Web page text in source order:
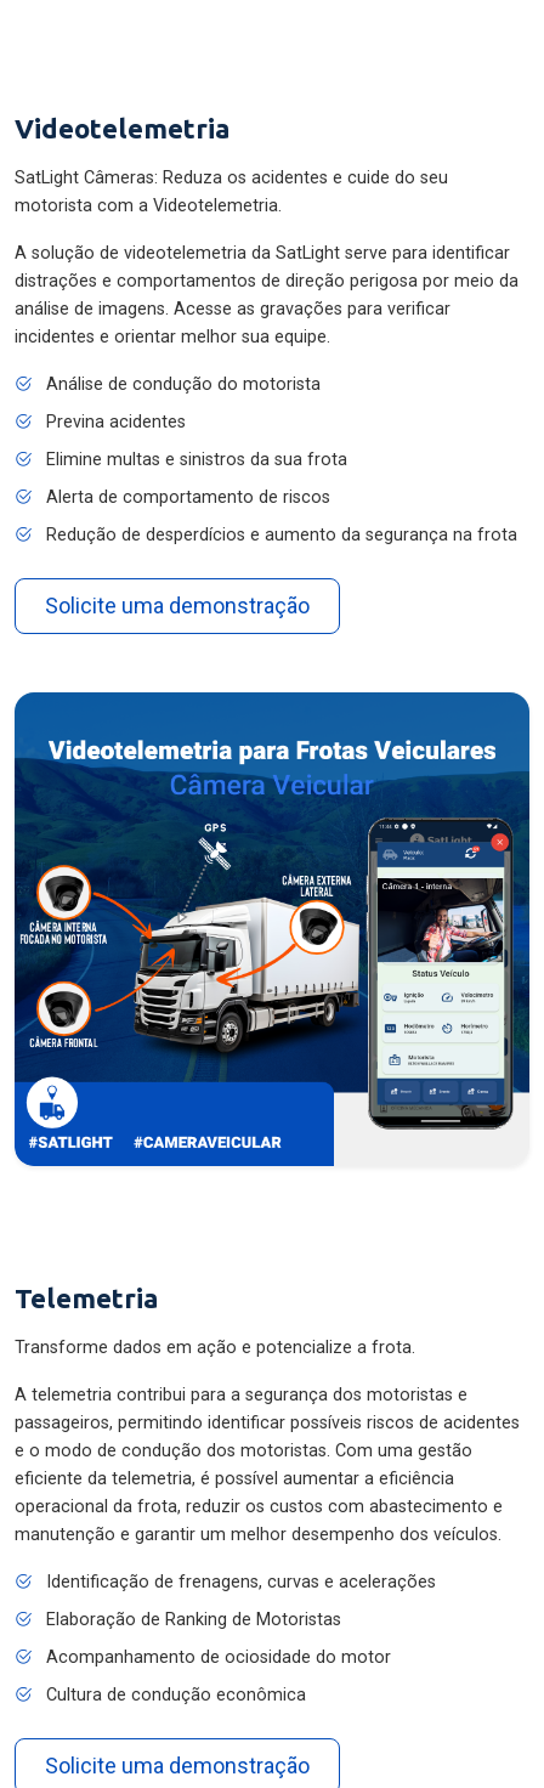
Videotelemetria
SatLight Câmeras: Reduza os acidentes e cuide do seu
motorista com a Videotelemetria.
A solução de videotelemetria da SatLight serve para identificar
distrações e comportamentos de direção perigosa por meio da
análise de imagens. Acesse as gravações para verificar
incidentes e orientar melhor sua equipe.
Análise de condução do motorista
Previna acidentes
Elimine multas e sinistros da sua frota
Alerta de comportamento de riscos
Redução de desperdícios e aumento da segurança na frota
Solicite uma demonstração
Telemetria
Transforme dados em ação e potencialize a frota.
A telemetria contribui para a segurança dos motoristas e
passageiros, permitindo identificar possíveis riscos de acidentes
e o modo de condução dos motoristas. Com uma gestão
eficiente da telemetria, é possível aumentar a eficiência
operacional da frota, reduzir os custos com abastecimento e
manutenção e garantir um melhor desempenho dos veículos.
Identificação de frenagens, curvas e acelerações
Elaboração de Ranking de Motoristas
Acompanhamento de ociosidade do motor
Cultura de condução econômica
Solicite uma demonstração